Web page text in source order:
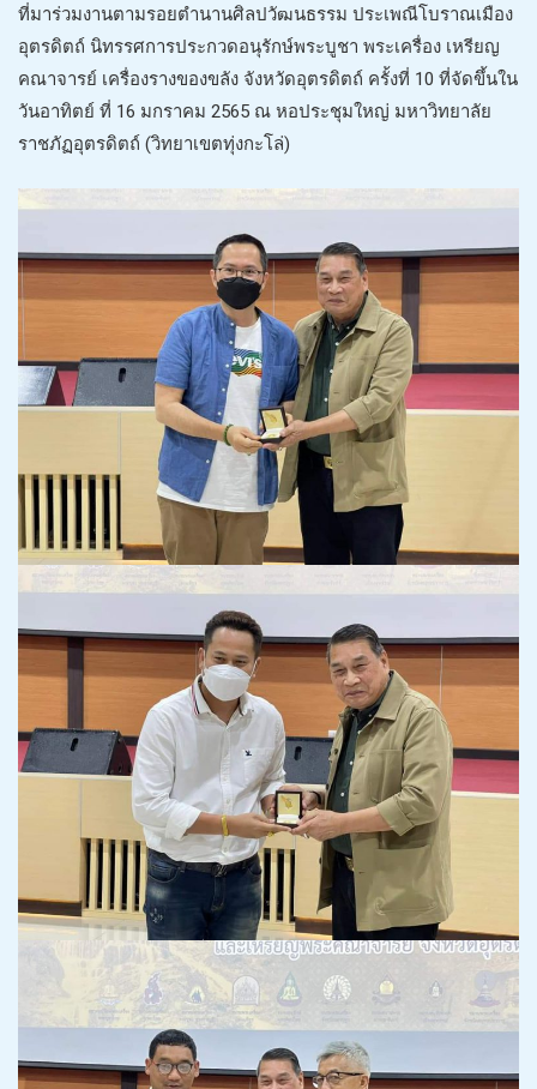
ที่มาร่วมงานตามรอยตำนานศิลปวัฒนธรรม ประเพณีโบราณเมือง
อุตรดิตถ์ นิทรรศการประกวดอนุรักษ์พระบูชา พระเครื่อง เหรียญ
คณาจารย์ เครื่องรางของขลัง จังหวัดอุตรดิตถ์ ครั้งที่ 10 ที่จัดขึ้นใน
วันอาทิตย์ ที่ 16 มกราคม 2565 ณ หอประชุมใหญ่ มหาวิทยาลัย
ราชภัฏอุตรดิตถ์ (วิทยาเขตทุ่งกะโล่)